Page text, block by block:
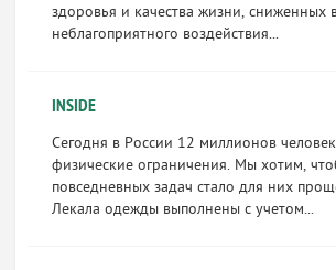
здоровья и качества жизни, сниженных
неблагоприятного воздействия...
INSIDE
Сегодня в России 12 миллионов
физические ограничения. Мы хотим,
повседневных задач стало для них
Лекала одежды выполнены с учетом...